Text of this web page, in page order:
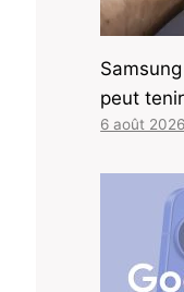
peut
6 août 2026